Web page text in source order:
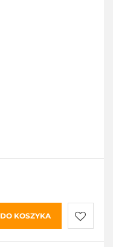
DO KOSZYKA
Do